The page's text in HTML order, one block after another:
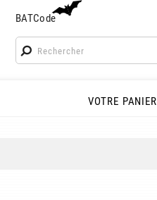
BATCode
BATCode
Rentrez votre BATCode et validez
VOTRE PANIER